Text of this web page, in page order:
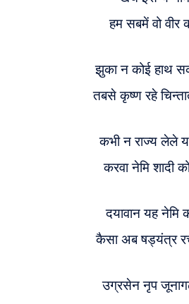
हम सबमें वो वीर
झुका न कोई हाथ
तबसे कृष्ण रहे
कभी न राज्य लेले
करवा नेमि शादी
दयावान यह नेमि
कैसा अब षड्यंत्र
उग्रसेन नृप